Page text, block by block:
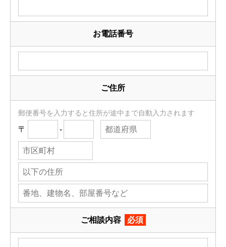
お電話番号
ご住所
郵便番号を入力すると住所が途中まで自動入力されます
〒 -
ご相談内容 必須